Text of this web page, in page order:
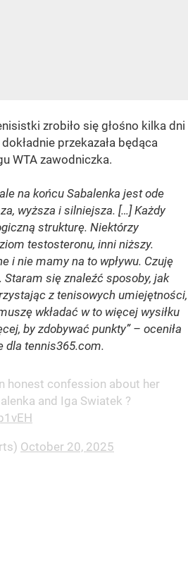
zrobiło się głośno kilka dni
przekazała będąca
WTA zawodniczka.
na końcu Sabalenka jest ode
wyższa i silniejsza. […] Każdy
strukturę. Niektórzy
testosteronu, inni niższy.
i nie mamy na to wpływu. Czuję
się znaleźć sposoby, jak
z tenisowych umiejętności,
wkładać w to więcej wysiłku
by zdobywać punkty” – oceniła
dla tennis365.com.
honest confession about her
and Iga Swiatek ?️
October 20, 2025